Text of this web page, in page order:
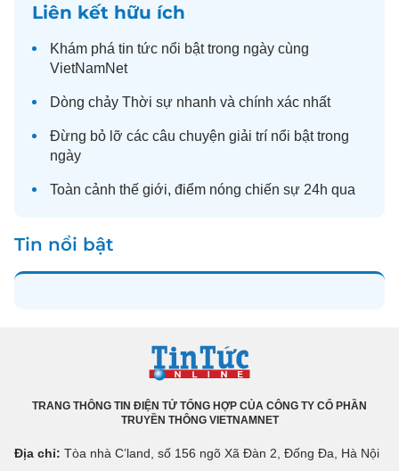
Liên kết hữu ích
Khám phá tin tức nổi bật trong ngày cùng
VietNamNet
Dòng chảy Thời sự nhanh và chính xác nhất
Đừng bỏ lỡ các câu chuyện giải trí nổi bật trong
ngày
Toàn cảnh thế giới, điểm nóng chiến sự 24h qua
Tin nổi bật
TRANG THÔNG TIN ĐIỆN TỬ TỔNG HỢP CỦA CÔNG TY CỔ PHẦN
TRUYỀN THÔNG VIETNAMNET
Địa chỉ: Tòa nhà C’land, số 156 ngõ Xã Đàn 2, Đống Đa, Hà Nội